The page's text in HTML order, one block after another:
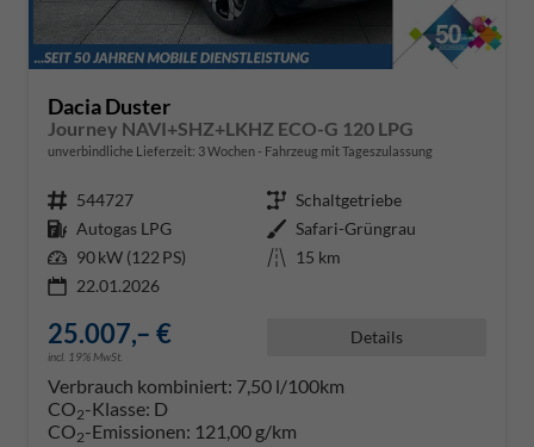
Dacia Duster
Journey NAVI+SHZ+LKHZ ECO-G 120 LPG
unverbindliche Lieferzeit: 3 Wochen Fahrzeug mit Tageszulassung
Fahrzeugnr. 544727 Getriebe Schaltgetriebe
Kraftstoff Autogas LPG Außenfarbe Safari-Grüngrau
Leistung 90 kW (122 PS) Kilometerstand 15 km
22.01.2026
25.007,– €
incl. 19% MwSt.
Details
Verbrauch kombiniert: 7,50 l/100km
CO2-Klasse: D
CO2-Emissionen: 121,00 g/km